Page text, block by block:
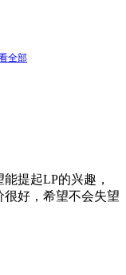
全部
提起LP的兴趣，
好，希望不会失望